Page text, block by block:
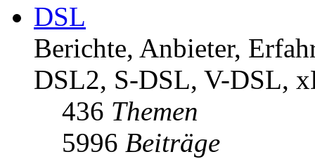
DSL
Berichte, Anbieter,
DSL2, S-DSL, V-DSL,
436 Themen
5996 Beiträge